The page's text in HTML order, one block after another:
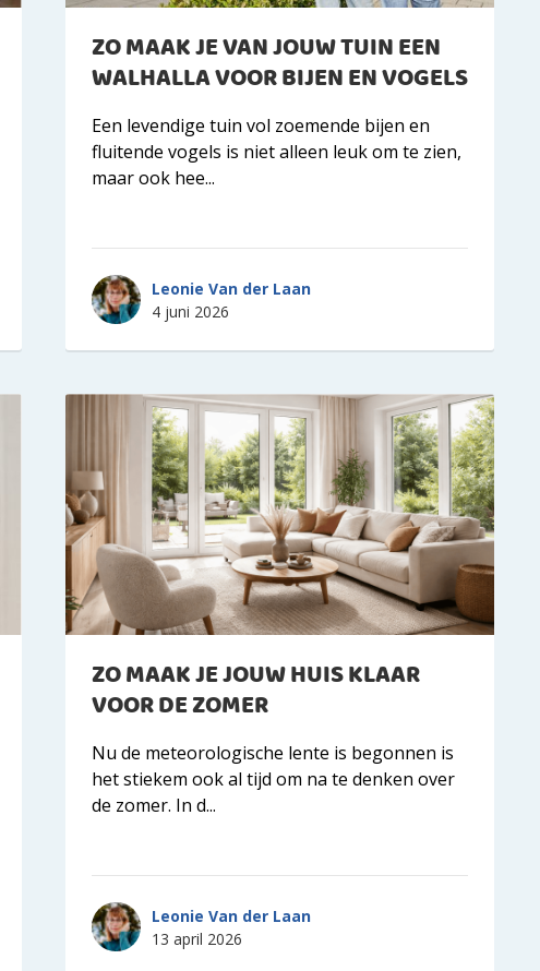
ZO MAAK JE VAN JOUW TUIN EEN
WALHALLA VOOR BIJEN EN VOGELS
Een levendige tuin vol zoemende bijen en
fluitende vogels is niet alleen leuk om te zien,
maar ook hee...
Leonie Van der Laan
4 juni 2026
ZO MAAK JE JOUW HUIS KLAAR
VOOR DE ZOMER
Nu de meteorologische lente is begonnen is
het stiekem ook al tijd om na te denken over
de zomer. In d...
Leonie Van der Laan
13 april 2026